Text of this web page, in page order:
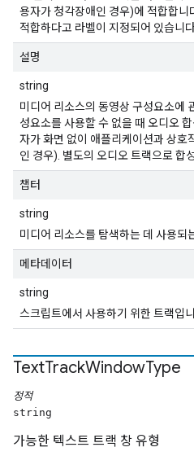
용자가 청각장애인 경우)에 적합합니
적합하다고 라벨이 지정되어 있습니
설명
string
미디어 리소스의 동영상 구성요소에
성요소를 사용할 수 없을 때 오디오
자가 화면 없이 애플리케이션과 상호
인 경우). 별도의 오디오 트랙으로 합
챕터
string
미디어 리소스를 탐색하는 데 사용되
메타데이터
string
스크립트에서 사용하기 위한 트랙입
TextTrackWindowType
정적
string
가능한 텍스트 트랙 창 유형